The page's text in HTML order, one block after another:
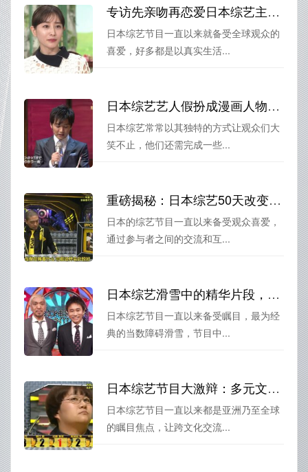
专访先亲吻再恋爱日本综艺主持人：我们的目标是给观众真实的恋爱体验
日本综艺节目一直以来就备受全球观众的
喜爱，好多都是以真实生活...
日本综艺艺人假扮成漫画人物，瞬间爆笑神展现
日本综艺常常以其独特的方式让观众们大
笑不止，他们还需完成一些...
重磅揭秘：日本综艺50天改变是什么节目啊，想必你也好奇吧？
日本的综艺节目一直以来备受观众喜爱，
通过参与者之间的交流和互...
日本综艺滑雪中的精华片段，让你留下难忘记忆
日本综艺节目一直以来备受瞩目，最为经
典的当数障碍滑雪，节目中...
日本综艺节目大激辩：多元文化与当代思潮碰撞，擦出火花
日本综艺节目一直以来都是亚洲乃至全球
的瞩目焦点，让跨文化交流...